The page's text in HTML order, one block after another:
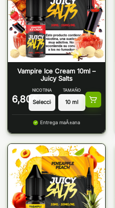
Vampire Ice Cream 10ml –
Juicy Salts
6,80 €
NICOTINA TAMAÑO
Entrega maÃ±ana